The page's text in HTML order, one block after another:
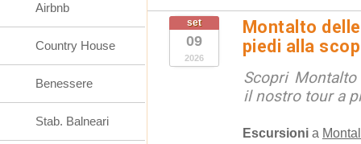
set
09
2026
Montalto
piedi alla
Scopri
il nostro tour a
Escursioni a
Airbnb
Country House
Benessere
Stab. Balneari